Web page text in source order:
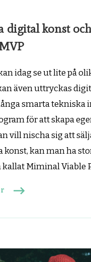
digital konst
idag se ut lite på
även uttryckas
smarta tekniska
för att skapa
vill nischa sig att
konst, kan man ha
kallat Miminal Viable